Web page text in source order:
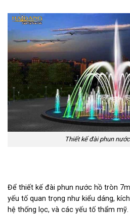
Thiết kế đài phun
Để thiết kế đài phun nước hồ tròn
yếu tố quan trọng như kiểu dáng,
hệ thống lọc, và các yếu tố thẩm